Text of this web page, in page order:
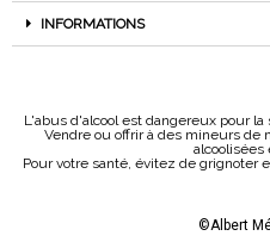
INFORMATIONS
L'abus d'alcool est dangereux pour la
Vendre ou offrir à des mineurs de
alcoolisées
Pour votre santé, évitez de grignoter
©Albert